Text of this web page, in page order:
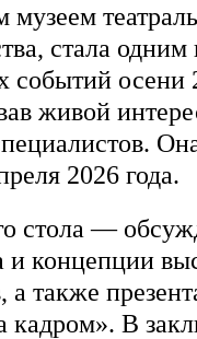
стала одним
событий
живой
2026 года.
стола —
и концепции
а также
кадром». В